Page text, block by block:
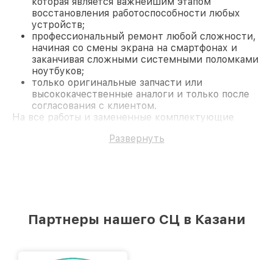
восстановления работоспособности любых
устройств;
профессиональный ремонт любой сложности,
начиная со смены экрана на смартфонах и
заканчивая сложными системными поломками
ноутбуков;
только оригинальные запчасти или
высококачественные аналоги и только после
согласования с клиентом.
На все работы и замененные комплектующие
поломки по условиям гарантии, мы бесплатно
безупречной репутацией;
современное оборудование и
Развернуть
Партнеры нашего СЦ в Казани